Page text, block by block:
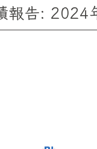
報告: 2024